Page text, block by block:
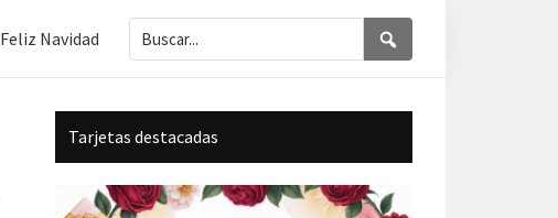
Feliz Navidad Buscar...
Barra
lateral
principal
Tarjetas destacadas